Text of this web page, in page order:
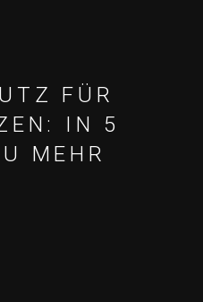
FÜR
IN 5
MEHR